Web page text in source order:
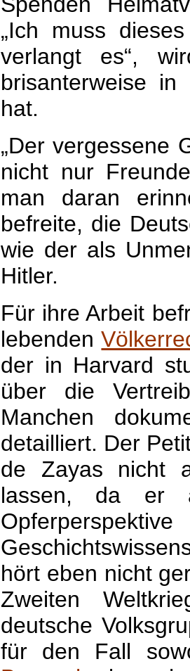
„Ich muss
verlangt es“,
brisanterweise
hat.
„Der vergessene
nicht nur
man daran
befreite, die
wie der als
Hitler.
Für ihre Arbeit
lebenden
der in Harvard
über die
Manchen
detailliert. Der
de Zayas nicht
lassen, da er
hört eben nicht
Zweiten
deutsche
für den Fall